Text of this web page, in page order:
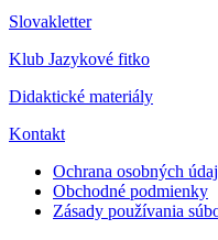
Slovakletter
Klub Jazykové fitko
Didaktické materiály
Kontakt
Ochrana osobných
Obchodné podmienky
Zásady používania